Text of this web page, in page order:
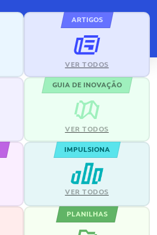
ARTIGOS
VER TODOS
GUIA DE INOVAÇÃO
VER TODOS
IMPULSIONA
VER TODOS
PLANILHAS